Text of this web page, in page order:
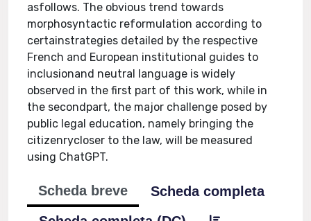
asfollows. The obvious trend towards
morphosyntactic reformulation according to
certainstrategies detailed by the respective
French and European institutional guides to
inclusionand neutral language is widely
observed in the first part of this work, while in
the secondpart, the major challenge posed by
public legal education, namely bringing the
citizenrycloser to the law, will be measured
using ChatGPT.
Scheda breve
Scheda completa